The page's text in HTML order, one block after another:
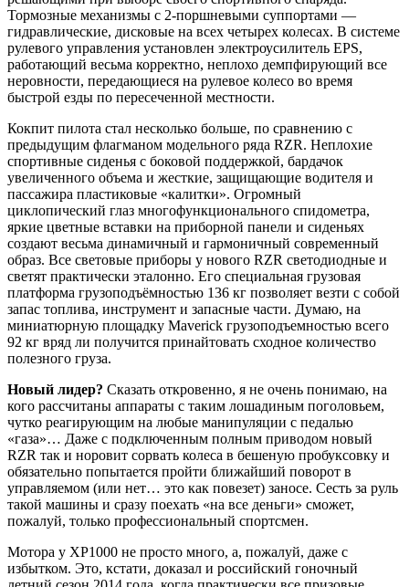
Тормозные механизмы с 2-поршневыми суппортами —
гидравлические, дисковые на всех четырех колесах. В системе
рулевого управления установлен электроусилитель EPS,
работающий весьма корректно, неплохо демпфирующий все
неровности, передающиеся на рулевое колесо во время
быстрой езды по пересеченной местности.
Кокпит пилота стал несколько больше, по сравнению с
предыдущим флагманом модельного ряда RZR. Неплохие
спортивные сиденья с боковой поддержкой, бардачок
увеличенного объема и жесткие, защищающие водителя и
пассажира пластиковые «калитки». Огромный
циклопический глаз многофункционального спидометра,
яркие цветные вставки на приборной панели и сиденьях
создают весьма динамичный и гармоничный современный
образ. Все световые приборы у нового RZR светодиодные и
светят практически эталонно. Его специальная грузовая
платформа грузоподъёмностью 136 кг позволяет везти с собой
запас топлива, инструмент и запасные части. Думаю, на
миниатюрную площадку Maverick грузоподъемностью всего
92 кг вряд ли получится принайтовать сходное количество
полезного груза.
Новый лидер? Сказать откровенно, я не очень понимаю, на
кого рассчитаны аппараты с таким лошадиным поголовьем,
чутко реагирующим на любые манипуляции с педалью
«газа»… Даже с подключенным полным приводом новый
RZR так и норовит сорвать колеса в бешеную пробуксовку и
обязательно попытается пройти ближайший поворот в
управляемом (или нет… это как повезет) заносе. Сесть за руль
такой машины и сразу поехать «на все деньги» сможет,
пожалуй, только профессиональный спортсмен.
Мотора у XP1000 не просто много, а, пожалуй, даже с
избытком. Это, кстати, доказал и российский гоночный